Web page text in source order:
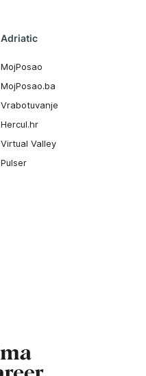
Adriatic
MojPosao
MojPosao.ba
Vrabotuvanje
Hercul.hr
Virtual Valley
Pulser